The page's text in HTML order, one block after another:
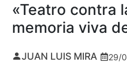
«Teatro contra
memoria viva
JUAN LUIS MIRA 29/